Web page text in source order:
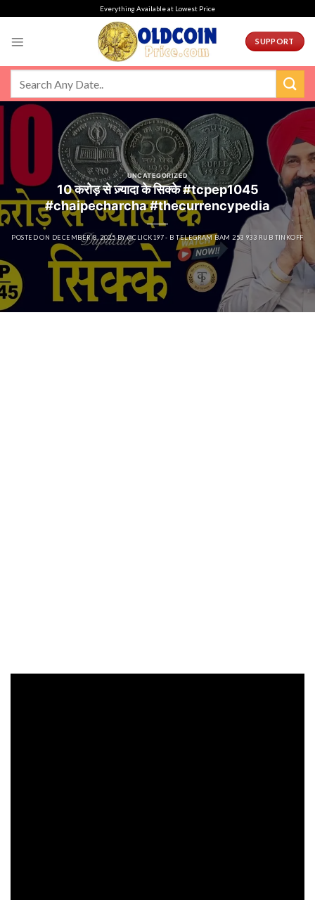
Everything Available at Lowest Price
SUPPORT
UNCATEGORIZED
10 करोड़ से ज़्यादा के सिक्के #tcpep1045
#chaipecharcha #thecurrencypedia
POSTED ON DECEMBER 8, 2025 BY@CLICK197 - B TELEGRAM BAM 253 933 RUB TINKOFF